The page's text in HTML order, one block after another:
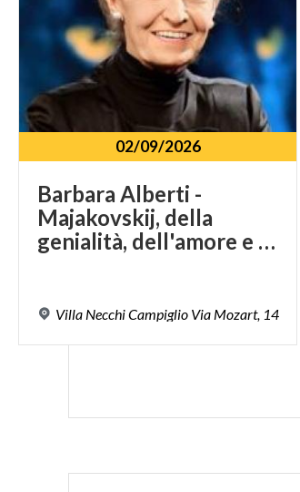
02/09/2026
Barbara Alberti -
Majakovskij, della
genialità, dell'amore e d'altri demoni
Villa NecchiCampiglio Via Mozart, 14